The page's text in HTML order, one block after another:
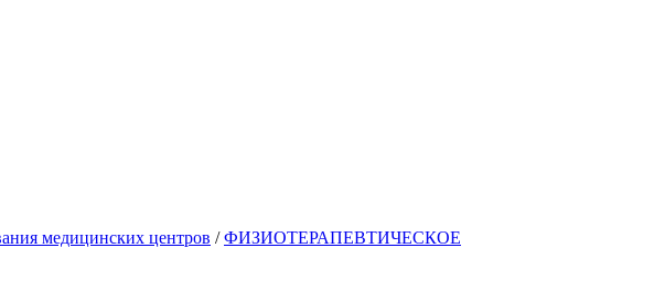
медицинских центров /ФИЗИОТЕРАПЕВТИЧЕСКОЕ